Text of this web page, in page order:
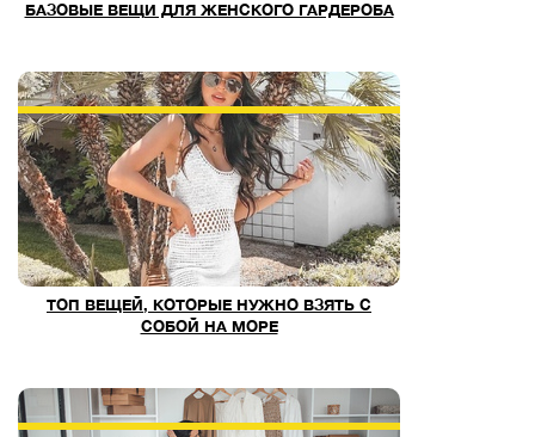
БАЗОВЫЕ ВЕЩИ ДЛЯ ЖЕНСКОГО ГАРДЕРОБА
ТОП ВЕЩЕЙ, КОТОРЫЕ НУЖНО ВЗЯТЬ С
СОБОЙ НА МОРЕ